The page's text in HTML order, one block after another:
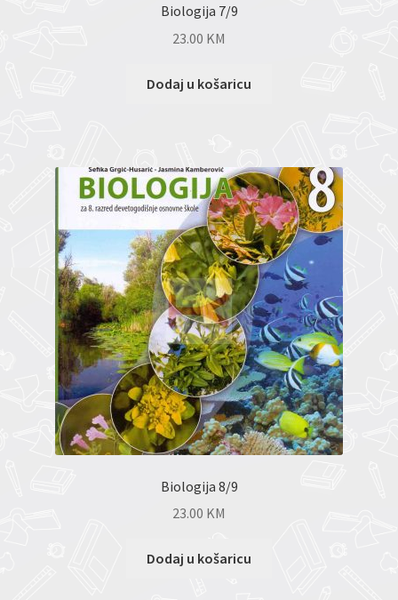
Biologija 7/9
23.00 KM
Dodaj u košaricu
Biologija 8/9
23.00 KM
Dodaj u košaricu